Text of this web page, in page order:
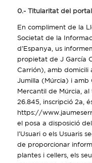
0.- Titularitat del
En compliment de la
Societat de la
d’Espanya, us
propietat de J García
Carrión), amb domicili
Jumilla (Múrcia) i amb
Mercantil de Múrcia, al
26.845, inscripció 2a,
https://
el posa a disposició
l’Usuari o els Usuaris
de proporcionar
plantes i cellers, els